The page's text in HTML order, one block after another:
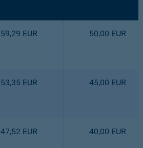
59,29 EUR 50,00 EUR
53,35 EUR 45,00 EUR
47,52 EUR 40,00 EUR